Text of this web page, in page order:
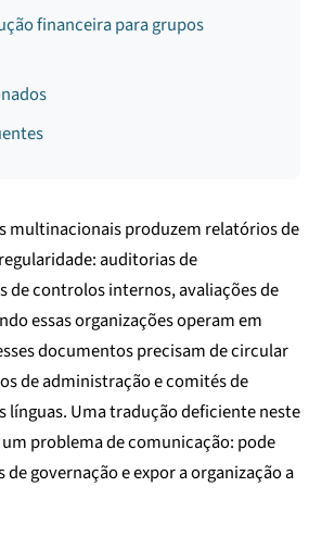
financeira para grupos
multinacionais produzem relatórios de
auditorias de
de controlos internos, avaliações de
essas organizações operam em
documentos precisam de circular
de administração e comités de
Uma tradução deficiente neste
problema de comunicação: pode
governação e expor a organização a